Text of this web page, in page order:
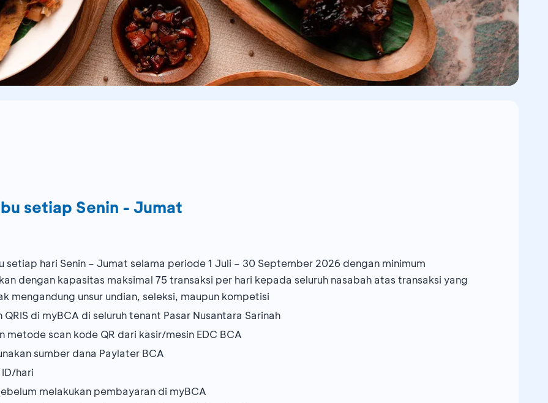
setiap Senin - Jumat
setiap hari Senin – Jumat selama periode 1 Juli – 30 September 2026 dengan minimum
dengan kapasitas maksimal 75 transaksi per hari kepada seluruh nasabah atas transaksi yang
mengandung unsur undian, seleksi, maupun kompetisi
di myBCA di seluruh tenant Pasar Nusantara Sarinah
metode scan kode QR dari kasir/mesin EDC BCA
sumber dana Paylater BCA
hari
melakukan pembayaran di myBCA